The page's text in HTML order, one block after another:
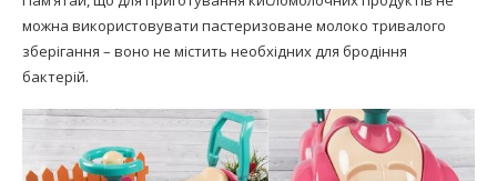
можна використовувати пастеризоване молоко тривалого
зберігання – воно не містить необхідних для бродіння
бактерій.